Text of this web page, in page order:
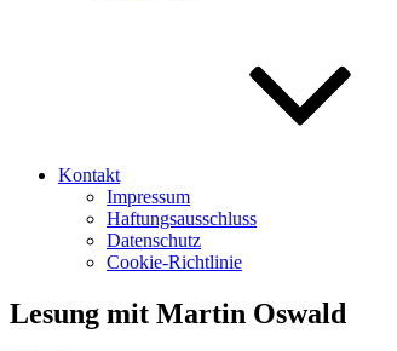
Kontakt
Impressum
Haftungsausschluss
Datenschutz
Cookie-Richtlinie
Lesung mit Martin Oswald